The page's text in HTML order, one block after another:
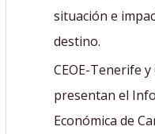
situación e
destino.
CEOE-Tenerife
presentan el
Económica de